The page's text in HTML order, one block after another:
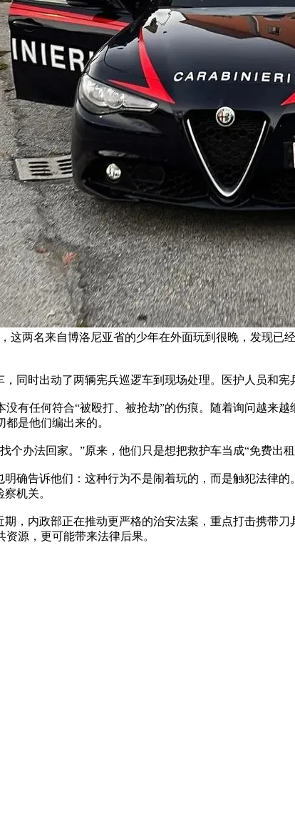
这两名来自博洛尼亚省的少年在外面玩到很晚，发现已
同时出动了两辆宪兵巡逻车到现场处理。医护人员和
有任何符合“被殴打、被抢劫”的伤痕。随着询问越来
是他们编出来的。
办法回家。”原来，他们只是想把救护车当成“免费出租
确告诉他们：这种行为不是闹着玩的，而是触犯法律
机关。
，内政部正在推动更严格的治安法案，重点打击携带
源，更可能带来法律后果。